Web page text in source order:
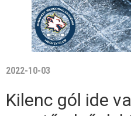
2022-10-03
Kilenc gól ide